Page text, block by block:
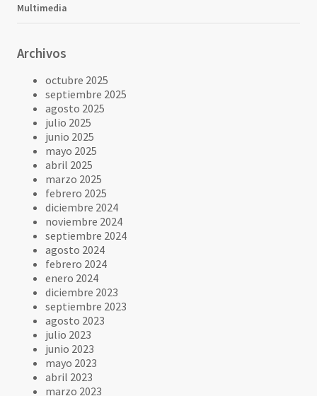
Multimedia
Archivos
octubre 2025
septiembre 2025
agosto 2025
julio 2025
junio 2025
mayo 2025
abril 2025
marzo 2025
febrero 2025
diciembre 2024
noviembre 2024
septiembre 2024
agosto 2024
febrero 2024
enero 2024
diciembre 2023
septiembre 2023
agosto 2023
julio 2023
junio 2023
mayo 2023
abril 2023
marzo 2023